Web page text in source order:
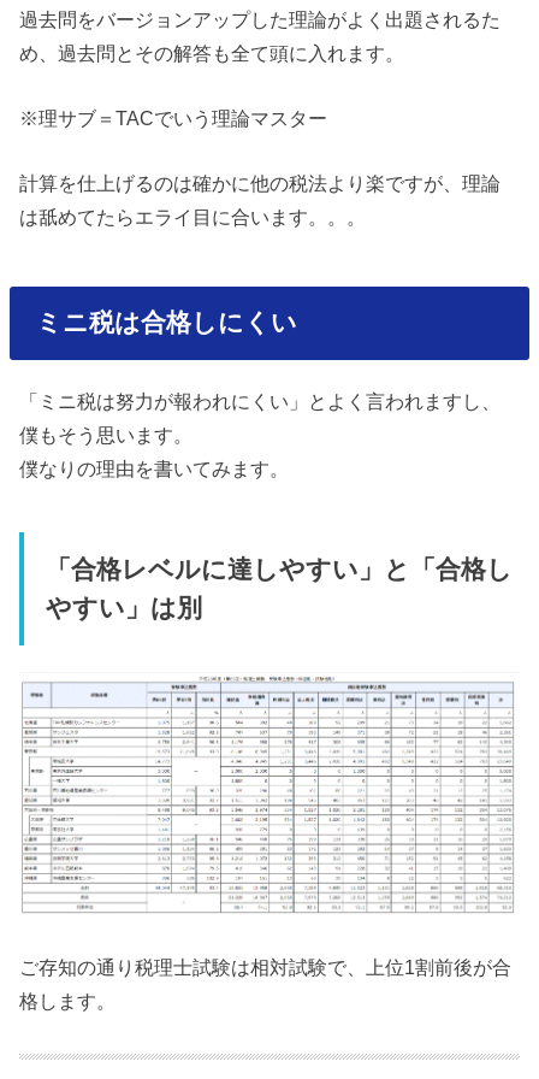
過去問をバージョンアップした理論がよく出題されるた
め、過去問とその解答も全て頭に入れます。
※理サブ＝TACでいう理論マスター
計算を仕上げるのは確かに他の税法より楽ですが、理論
は舐めてたらエライ目に合います。。。
ミニ税は合格しにくい
「ミニ税は努力が報われにくい」とよく言われますし、
僕もそう思います。
僕なりの理由を書いてみます。
「合格レベルに達しやすい」と「合格し
やすい」は別
ご存知の通り税理士試験は相対試験で、上位1割前後が合
格します。